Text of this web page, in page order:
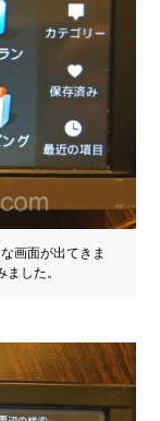
画面が出てきま
した。